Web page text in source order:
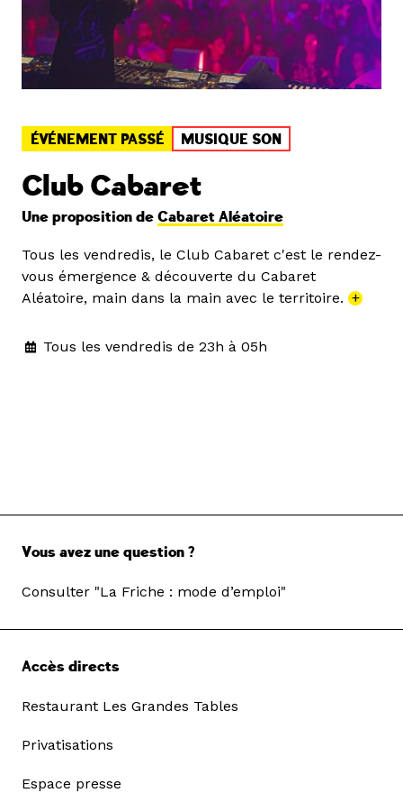
ÉVÉNEMENT PASSÉ MUSIQUE SON
Club Cabaret
Une proposition de Cabaret Aléatoire
Tous les vendredis, le Club Cabaret c'est le rendez-
vous émergence & découverte du Cabaret
Aléatoire, main dans la main avec le territoire. +
Tous les vendredis de 23h à 05h
Vous avez une question ?
Consulter "La Friche : mode d’emploi"
Accès directs
Restaurant Les Grandes Tables
Privatisations
Espace presse